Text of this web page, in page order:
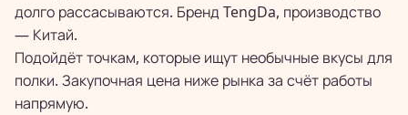
долго рассасываются. Бренд TengDa, производство
— Китай.
Подойдёт точкам, которые ищут необычные вкусы для
полки. Закупочная цена ниже рынка за счёт работы
напрямую.